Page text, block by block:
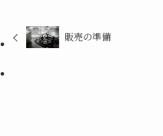
販売の準備